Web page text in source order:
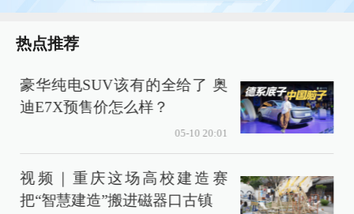
热点推荐
豪华纯电SUV该有的全给了 奥
迪E7X预售价怎么样？
05-10 20:01
视频｜重庆这场高校建造赛
把“智慧建造”搬进磁器口古镇